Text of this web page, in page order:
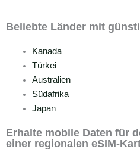
Beliebte Länder mit
Kanada
Türkei
Australien
Südafrika
Japan
Erhalte mobile Daten für
einer regionalen eSIM-